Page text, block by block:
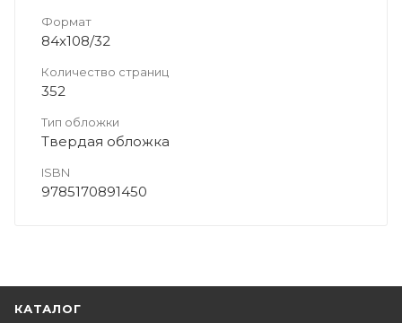
Формат
84x108/32
Количество страниц
352
Тип обложки
Твердая обложка
ISBN
9785170891450
КАТАЛОГ